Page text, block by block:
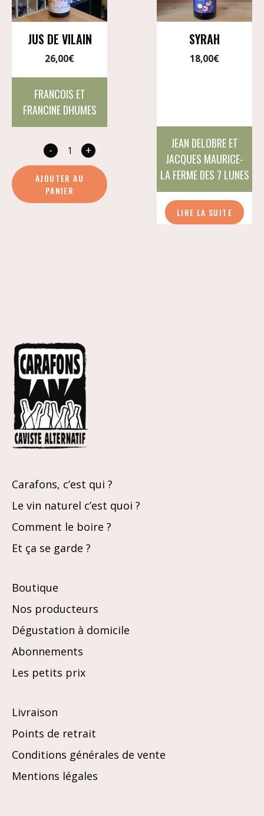
JUS DE VILAIN
26,00€
FRANCOIS ET
FRANCINE DHUMES
-
quantité
de
Jus
de
+
AJOUTER AU
PANIER
SYRAH
18,00€
JEAN DELOBRE ET
JACQUES MAURICE-
LA FERME DES 7 LUNES
LIRE LA SUITE
Carafons, c’est qui ?
Le vin naturel c’est quoi ?
Comment le boire ?
Et ça se garde ?
Boutique
Nos producteurs
Dégustation à domicile
Abonnements
Les petits prix
Livraison
Points de retrait
Conditions générales de vente
Mentions légales